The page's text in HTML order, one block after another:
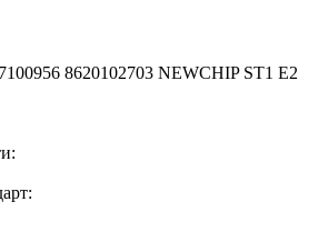
8620102703 NEWCHIP ST1 E2